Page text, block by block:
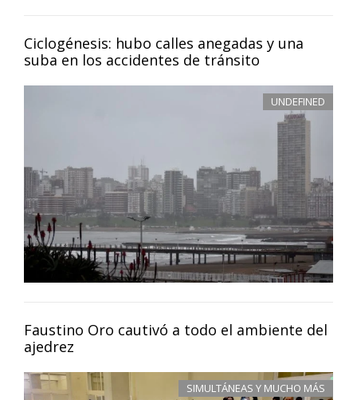
Ciclogénesis: hubo calles anegadas y una
suba en los accidentes de tránsito
UNDEFINED
Faustino Oro cautivó a todo el ambiente del
ajedrez
SIMULTÁNEAS Y MUCHO MÁS